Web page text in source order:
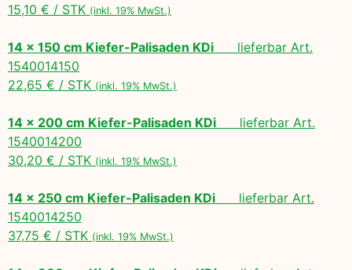
15,10 € / STK (inkl. 19% MwSt.)
14 x 150 cm Kiefer-Palisaden KDi lieferbar Art.
1540014150
22,65 € / STK (inkl. 19% MwSt.)
14 x 200 cm Kiefer-Palisaden KDi lieferbar Art.
1540014200
30,20 € / STK (inkl. 19% MwSt.)
14 x 250 cm Kiefer-Palisaden KDi lieferbar Art.
1540014250
37,75 € / STK (inkl. 19% MwSt.)